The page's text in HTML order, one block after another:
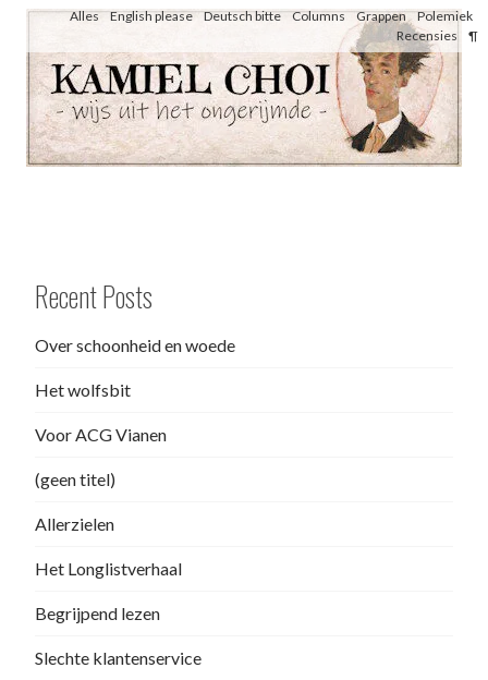
Skip
content
Alles English please Deutsch bitte Columns Grappen
Polemiek
Recensies
¶
Recent Posts
Over schoonheid en woede
Het wolfsbit
Voor ACG Vianen
(geen titel)
Allerzielen
Het Longlistverhaal
Begrijpend lezen
Slechte klantenservice